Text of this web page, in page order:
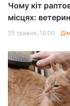
Чому кіт
місцях:
25 травня, 18:00